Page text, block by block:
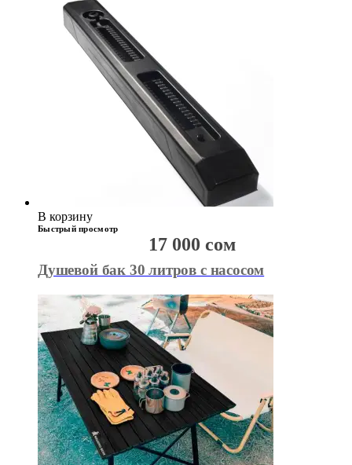
В корзину
Быстрый просмотр
Душевой бак 30 литров с насосом
17 000 сом